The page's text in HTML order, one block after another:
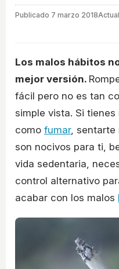
Publicado 7 marzo 2018
Los malos hábitos
mejor versión.
fácil pero no es tan
simple vista. Si
como fumar, sentarte
son nocivos para ti,
vida sedentaria,
control alternativo
acabar con los malos